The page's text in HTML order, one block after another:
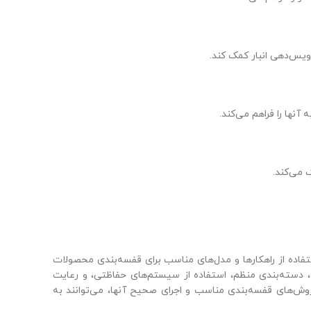
از راهکارها و مدل‌های مناسب برای قفسه‌بندی محصولات
منظم، استفاده از سیستم‌های حفاظتی، و رعایت
قفسه‌بندی مناسب و اجرای صحیح آنها، می‌توانند به